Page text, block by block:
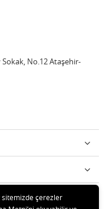
No.12 Ataşehir-
çerezler